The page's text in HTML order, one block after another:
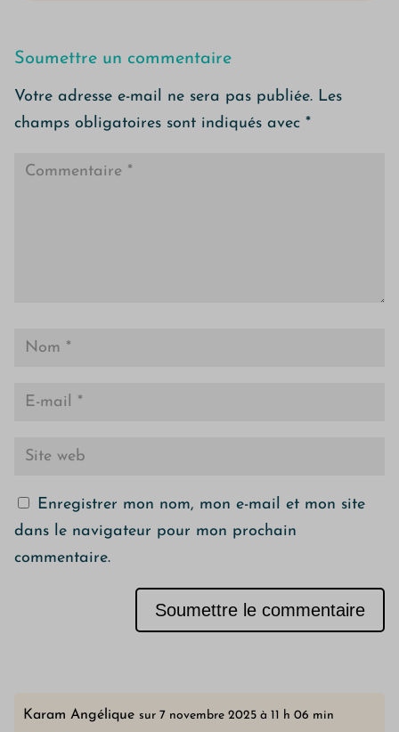
Karam Angélique sur 7 novembre 2025 à 11 h 06 min
Soumettre un commentaire
Votre adresse e-mail ne sera pas publiée. Les
champs obligatoires sont indiqués avec *
Enregistrer mon nom, mon e-mail et mon site
dans le navigateur pour mon prochain
commentaire.
Soumettre le commentaire